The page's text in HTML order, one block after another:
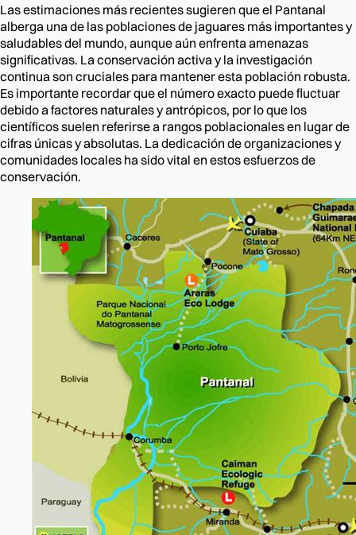
Las estimaciones más recientes sugieren que el Pantanal
alberga una de las poblaciones de jaguares más importantes y
saludables del mundo, aunque aún enfrenta amenazas
significativas. La conservación activa y la investigación
continua son cruciales para mantener esta población robusta.
Es importante recordar que el número exacto puede fluctuar
debido a factores naturales y antrópicos, por lo que los
científicos suelen referirse a rangos poblacionales en lugar de
cifras únicas y absolutas. La dedicación de organizaciones y
comunidades locales ha sido vital en estos esfuerzos de
conservación.